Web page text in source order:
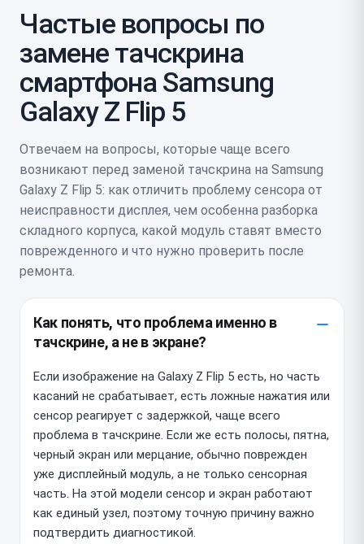
Частые вопросы по
замене тачскрина
смартфона Samsung
Galaxy Z Flip 5
Отвечаем на вопросы, которые чаще всего
возникают перед заменой тачскрина на Samsung
Galaxy Z Flip 5: как отличить проблему сенсора от
неисправности дисплея, чем особенна разборка
складного корпуса, какой модуль ставят вместо
поврежденного и что нужно проверить после
ремонта.
Как понять, что проблема именно в
тачскрине, а не в экране?
Если изображение на Galaxy Z Flip 5 есть, но часть
касаний не срабатывает, есть ложные нажатия или
сенсор реагирует с задержкой, чаще всего
проблема в тачскрине. Если же есть полосы, пятна,
черный экран или мерцание, обычно поврежден
уже дисплейный модуль, а не только сенсорная
часть. На этой модели сенсор и экран работают
как единый узел, поэтому точную причину важно
подтвердить диагностикой.